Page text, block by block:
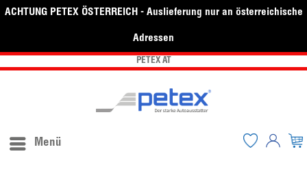
ACHTUNG PETEX ÖSTERREICH - Auslieferung nur an österreichische
Adressen
PETEX AT
Menü